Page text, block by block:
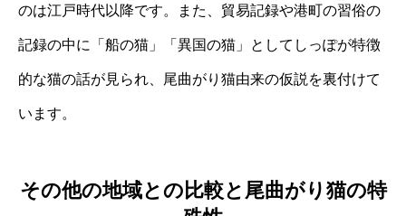
のは江戸時代以降です。また、貿易記録や港町の習俗の
記録の中に「船の猫」「異国の猫」としてしっぽが特徴
的な猫の話が見られ、尾曲がり猫由来の仮説を裏付けて
います。
その他の地域との比較と尾曲がり猫の特